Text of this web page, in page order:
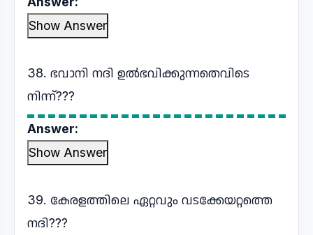
Show Answer
38. ഭവാനി നദി ഉൽഭവിക്കുന്നതെവിടെ
നിന്ന്???
Answer:
Show Answer
39. കേരളത്തിലെ ഏറ്റവും വടക്കേയറ്റത്തെ
നദി???